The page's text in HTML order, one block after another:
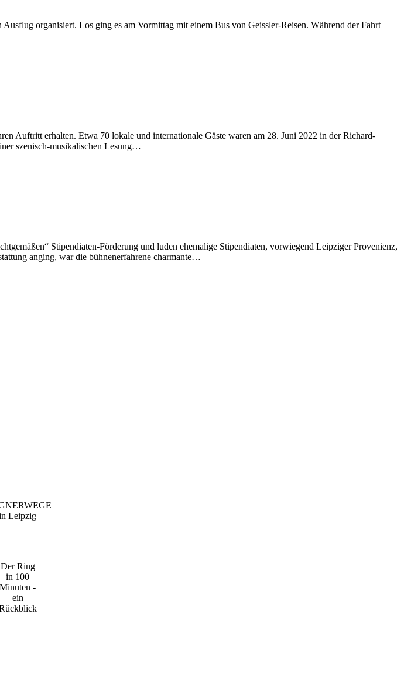
organisiert. Los ging es am Vormittag mit einem Bus von Geissler-Reisen. Während der Fahrt
Auftritt erhalten. Etwa 70 lokale und internationale Gäste waren am 28. Juni 2022 in der Richard-
szenisch-musikalischen Lesung…
Stipendiaten-Förderung und luden ehemalige Stipendiaten, vorwiegend Leipziger Provenienz,
anging, war die bühnenerfahrene charmante…
Leipzig
Der Ring
in 100
Minuten -
ein